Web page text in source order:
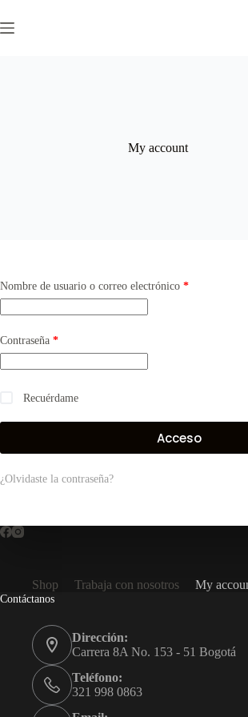
al
contenido
My account
Nombre de usuario o correo electrónico *Obligatorio
Contraseña *Obligatorio
Recuérdame
Acceso
¿Olvidaste la contraseña?
Shop Trabaja con nosotros My
Contáctanos
Dirección:
Carrera 8A No. 153 - 51 Bogotá
Teléfono:
321 998 0863